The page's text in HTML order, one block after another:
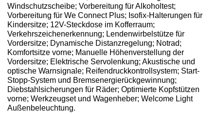
Windschutzscheibe; Vorbereitung für Alkoholtest;
Vorbereitung für We Connect Plus; Isofix-Halterungen für
Kindersitze; 12V-Steckdose im Kofferraum;
Verkehrszeichenerkennung; Lendenwirbelstütze für
Vordersitze; Dynamische Distanzregelung; Notrad;
Komfortsitze vorne; Manuelle Höhenverstellung der
Vordersitze; Elektrische Servolenkung; Akustische und
optische Warnsignale; Reifendruckkontrollsystem; Start-
Stopp-System und Bremsenergierückgewinnung;
Diebstahlsicherungen für Räder; Optimierte Kopfstützen
vorne; Werkzeugset und Wagenheber; Welcome Light
Außenbeleuchtung.